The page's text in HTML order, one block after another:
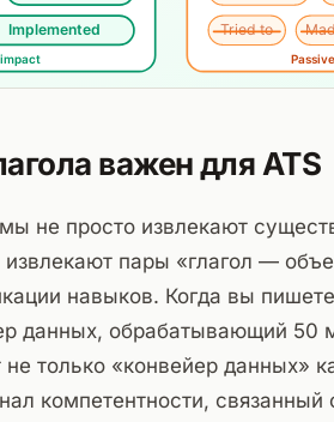
важен для ATS
не просто извлекают
пары «глагол —
навыков. Когда вы
данных, обрабатывающий 50
только «конвейер данных»
компетентности,